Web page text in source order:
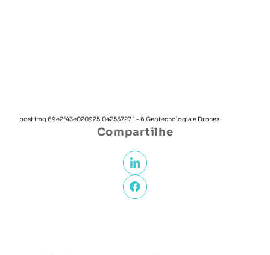
post img 69e2f43e020925.04255727 1 - 6 Geotecnologia e Drones
Compartilhe